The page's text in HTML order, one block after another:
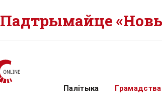
Падтрымайце
Палітыка Грамадства